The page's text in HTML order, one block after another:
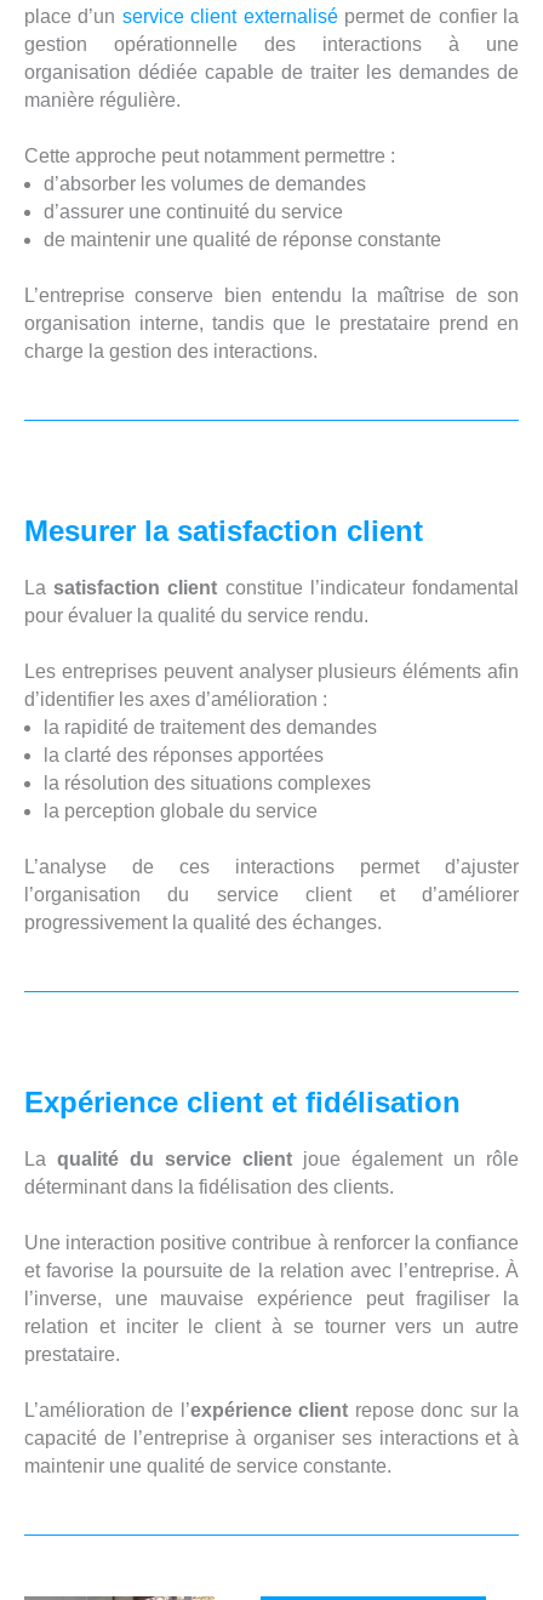
place d’un service client externalisépermet de confier la
gestion opérationnelle des interactions à une
organisation dédiée capable de traiter les demandes de
manière régulière.
Cette approche peut notamment permettre :
d’absorber les volumes de demandes
d’assurer une continuité du service
de maintenir une qualité de réponse constante
L’entreprise conserve bien entendu la maîtrise de son
organisation interne, tandis que le prestataire prend en
charge la gestion des interactions.
Mesurer la satisfaction client
Lasatisfaction client constitue l’indicateur fondamental
pour évaluer la qualité du service rendu.
Les entreprises peuvent analyser plusieurs éléments afin
d’identifier les axes d’amélioration :
la rapidité de traitement des demandes
la clarté des réponses apportées
la résolution des situations complexes
la perception globale du service
L’analyse de ces interactions permet d’ajuster
l’organisation du service client et d’améliorer
progressivement la qualité des échanges.
Expérience client et fidélisation
La qualité du service client joue également un rôle
déterminant dans la fidélisation des clients.
Une interaction positive contribue à renforcer la confiance
et favorise la poursuite de la relation avec l’entreprise. À
l’inverse, une mauvaise expérience peut fragiliser la
relation et inciter le client à se tourner vers un autre
prestataire.
L’amélioration de l’expérience client repose donc sur la
capacité de l’entreprise à organiser ses interactions et à
maintenir une qualité de service constante.